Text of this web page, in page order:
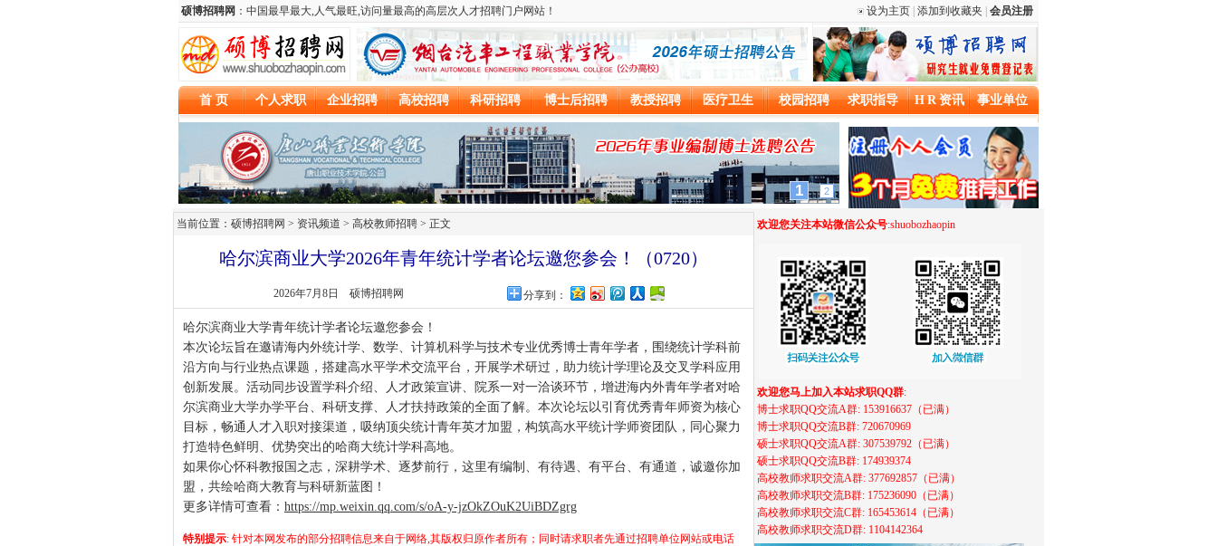
当前位置：硕博招聘网 > 资讯频道 > 高校教师招聘 > 正文
哈尔滨商业大学2026年青年统计学者论坛邀您参会！（0720）
2026年7月8日 硕博招聘网 分享到：
哈尔滨商业大学青年统计学者论坛邀您参会！
本次论坛旨在邀请海内外统计学、数学、计算机科学与技术专业优秀博士青年学者，围绕统计学科前
沿方向与行业热点课题，搭建高水平学术交流平台，开展学术研过，助力统计学理论及交叉学科应用
创新发展。活动同步设置学科介绍、人才政策宣讲、院系一对一洽谈环节，增进海内外青年学者对哈
尔滨商业大学办学平台、科研支撑、人才扶持政策的全面了解。本次论坛以引育优秀青年师资为核心
目标，畅通人才入职对接渠道，吸纳顶尖统计青年英才加盟，构筑高水平统计学师资团队，同心聚力
打造特色鲜明、优势突出的哈商大统计学科高地。
如果你心怀科教报国之志，深耕学术、逐梦前行，这里有编制、有待遇、有平台、有通道，诚邀你加
盟，共绘哈商大教育与科研新蓝图！
更多详情可查看： https://mp.weixin.qq.com/s/oA-y-jzOkZOuK2UiBDZgrg
特别提示: 针对本网发布的部分招聘信息来自于网络,其版权归原作者所有；同时请求职者先通过招聘单位网站或电话